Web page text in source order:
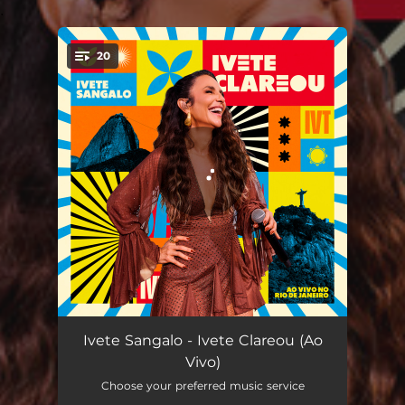
You're all set!
20
Marechera - Ao Vivo 03:14
Ivete Sangalo - Ivete Clareou (Ao
Vivo)
Choose your preferred music service